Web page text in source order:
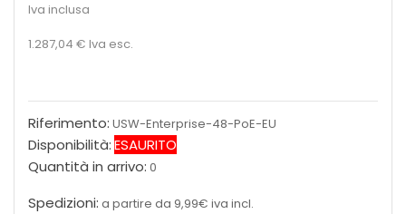
Iva inclusa
1.287,04 € Iva esc.
Riferimento: USW-Enterprise-48-PoE-EU
Disponibilità:ESAURITO
Quantità in arrivo: 0
Spedizioni: a partire da 9,99€ iva incl.